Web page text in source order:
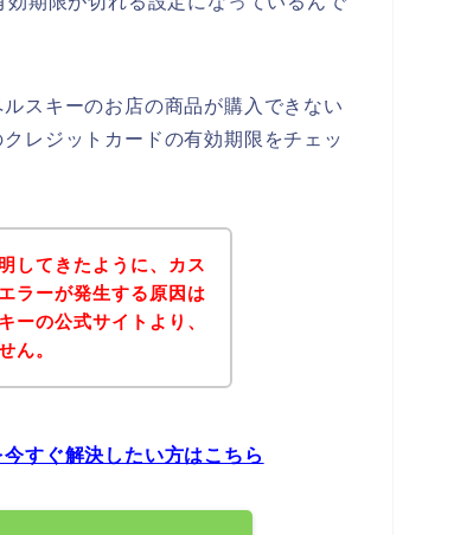
スキーのお店の商品が購入できない
レジットカードの有効期限をチェッ
してきたように、カス
ラーが発生する原因は
ーの公式サイトより、
ん。
すぐ解決したい方はこちら